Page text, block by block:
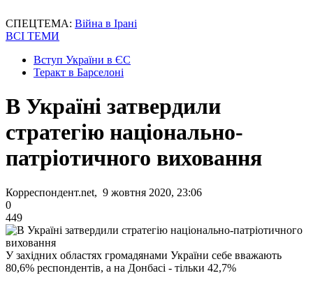
СПЕЦТЕМА: Війна в Ірані
ВСІ ТЕМИ
Вступ України в ЄС
Теракт в Барселоні
В Україні затвердили
стратегію національно-
патріотичного виховання
Корреспондент.net, 9 жовтня 2020, 23:06
0
449
У західних областях громадянами України себе вважають
80,6% респондентів, а на Донбасі - тільки 42,7%